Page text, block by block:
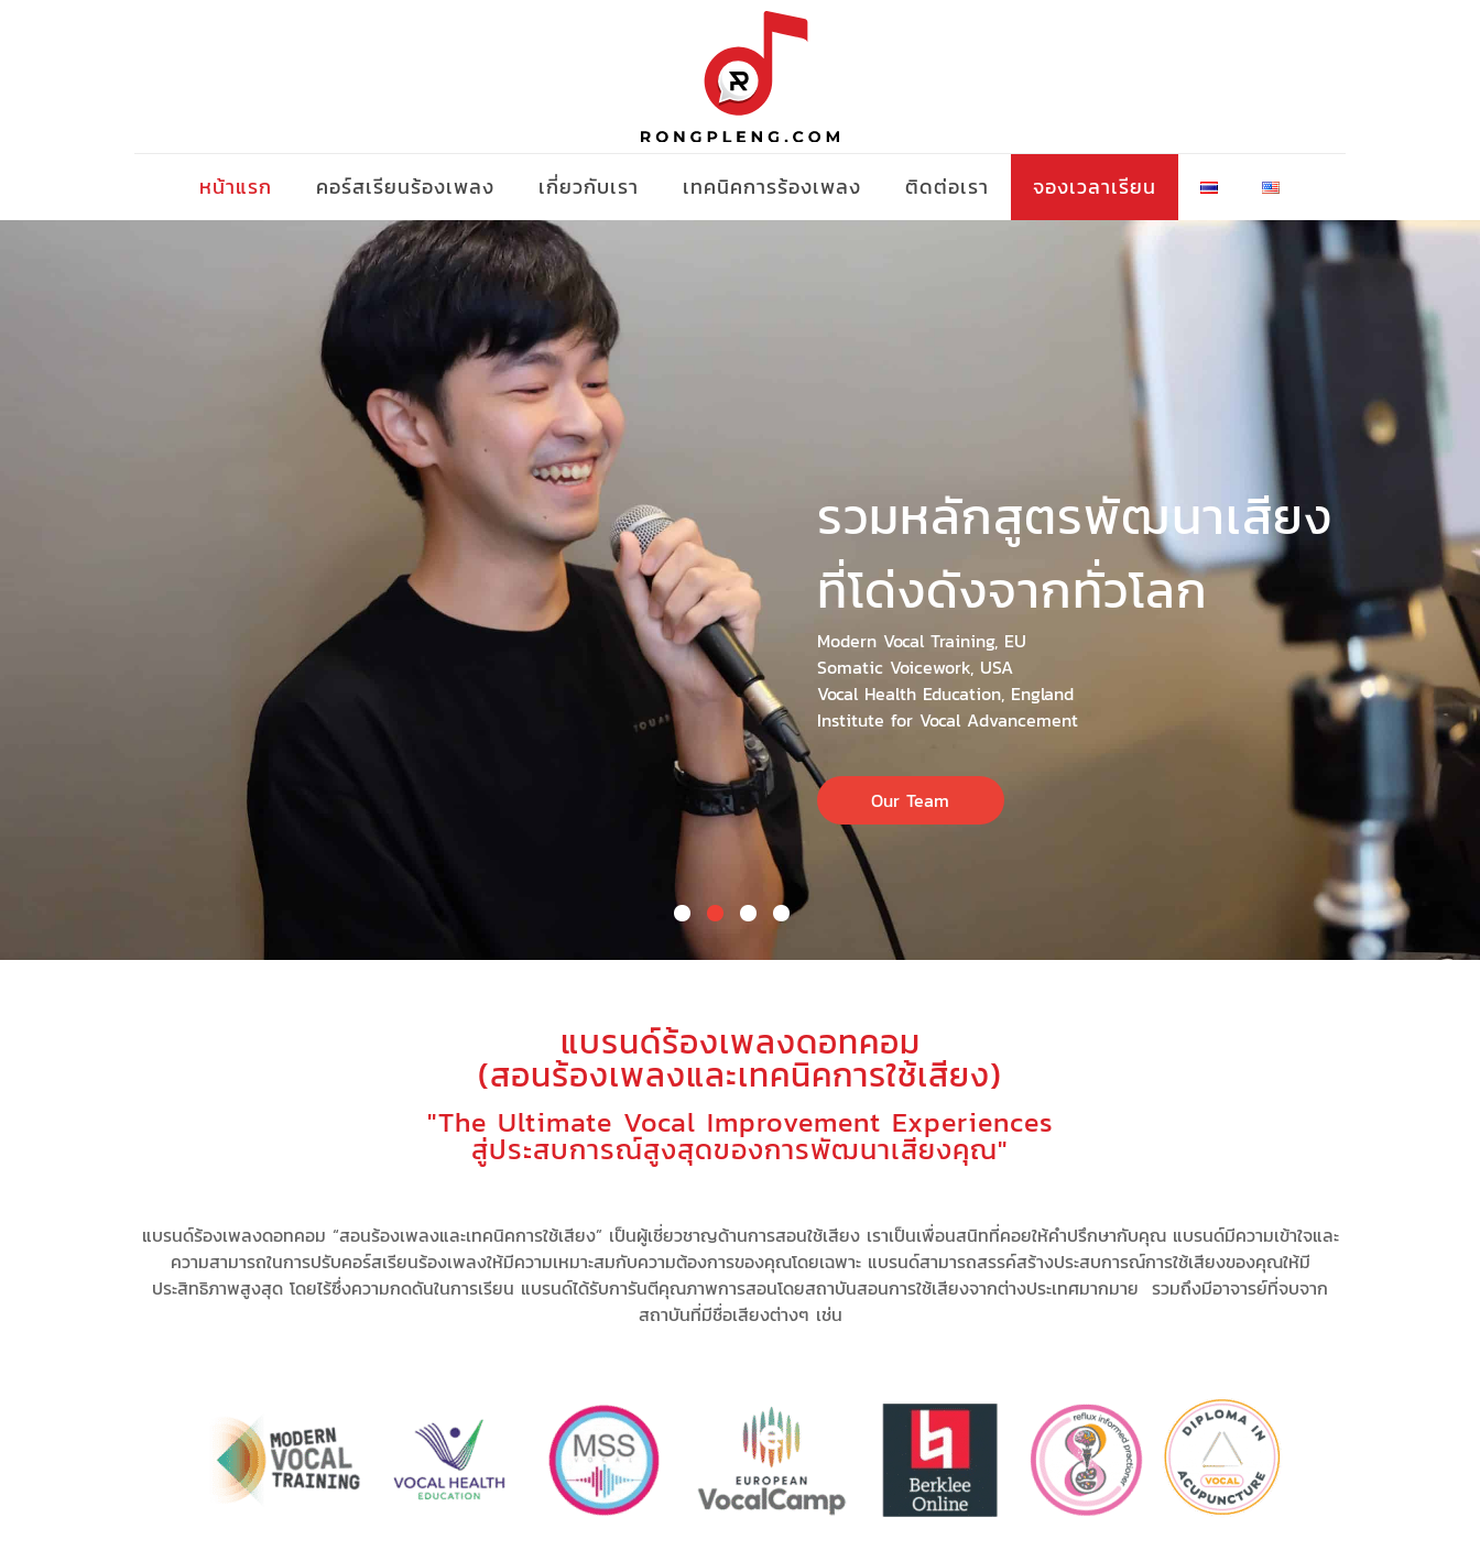
หน้าแรก คอร์สเรียนร้องเพลง เกี่ยวกับเรา เทคนิคการร้องเพลง ติดต่อเรา จองเวลาเรียน
รวมหลักสูตรพัฒนาเสียง
ที่โด่งดังจากทั่วโลก
Modern Vocal Training, EU
Somatic Voicework, USA
Vocal Health Education, England
Institute for Vocal Advancement
Our Team
แบรนด์ร้องเพลงดอทคอม
(สอนร้องเพลงและเทคนิคการใช้เสียง)
"The Ultimate Vocal Improvement Experiences
สู่ประสบการณ์สูงสุดของการพัฒนาเสียงคุณ"
แบรนด์ร้องเพลงดอทคอม “สอนร้องเพลงและเทคนิคการใช้เสียง” เป็นผู้เชี่ยวชาญด้านการสอนใช้เสียงเราเป็นเพื่อนสนิทที่คอยให้คำปรึกษากับคุณ แบรนด์มีความเข้าใจและ
ความสามารถในการปรับคอร์สเรียนร้องเพลงให้มีความเหมาะสมกับความต้องการของคุณโดยเฉพาะ แบรนด์สามารถสรรค์สร้างประสบการณ์การใช้เสียงของคุณให้มี
ประสิทธิภาพสูงสุด โดยไร้ซึ่งความกดดันในการเรียน แบรนด์ได้รับการันตีคุณภาพการสอนโดยสถาบันสอนการใช้เสียงจากต่างประเทศมากมาย รวมถึงมีอาจารย์ที่จบจาก
สถาบันที่มีชื่อเสียงต่างๆ เช่น